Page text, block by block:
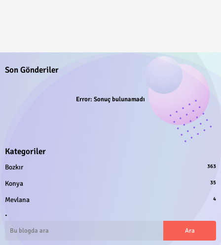
Son Gönderiler
Error: Sonuç bulunamadı
Kategoriler
Bozkır 363
Konya 35
Mevlana 4
.